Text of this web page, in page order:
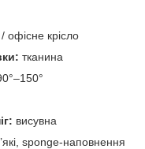
офісне крісло
тканина
висувна
sponge-наповнення